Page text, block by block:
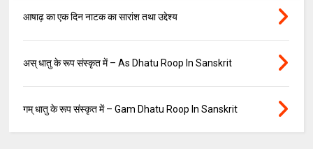
आषाढ़ का एक दिन नाटक का सारांश तथा उद्देश्य
अस् धातु के रूप संस्कृत में – As Dhatu Roop In Sanskrit
गम् धातु के रूप संस्कृत में – Gam Dhatu Roop In Sanskrit